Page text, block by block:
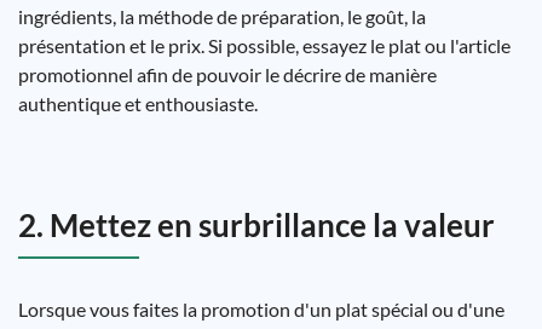
ingrédients, la méthode de préparation, le goût, la
présentation et le prix. Si possible, essayez le plat ou l'article
promotionnel afin de pouvoir le décrire de manière
authentique et enthousiaste.
2. Mettez en surbrillance la valeur
Lorsque vous faites la promotion d'un plat spécial ou d'une